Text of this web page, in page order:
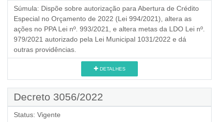
Súmula: Dispõe sobre autorização para Abertura de Crédito
Especial no Orçamento de 2022 (Lei 994/2021), altera as
ações no PPA Lei nº. 993/2021, e altera metas da LDO Lei nº.
979/2021 autorizado pela Lei Municipal 1031/2022 e dá
outras providências.
DETALHES
Decreto 3056/2022
Status: Vigente